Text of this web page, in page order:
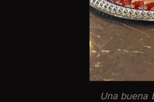
Una buena